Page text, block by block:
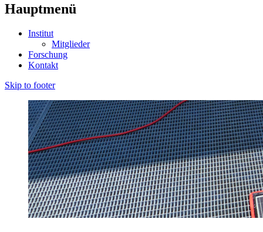
Hauptmenü
Institut
Mitglieder
Forschung
Kontakt
Skip to footer